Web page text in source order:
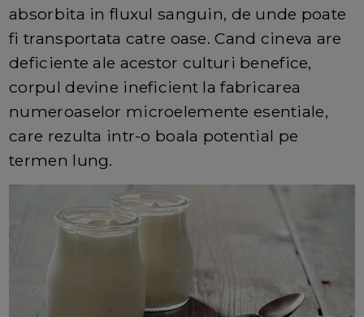
absorbita in fluxul sanguin, de unde poate
fi transportata catre oase. Cand cineva are
deficiente ale acestor culturi benefice,
corpul devine ineficient la fabricarea
numeroaselor microelemente esentiale,
care rezulta intr-o boala potential pe
termen lung.